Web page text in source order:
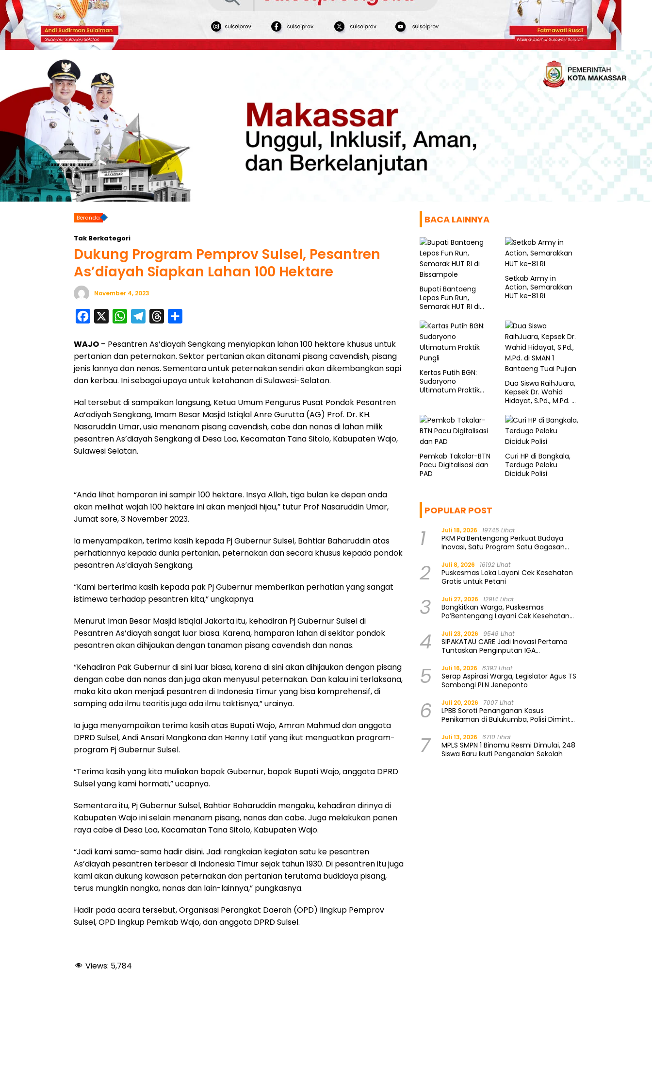
Beranda
Tak Berkategori
Dukung Program Pemprov Sulsel, Pesantren
As’diayah Siapkan Lahan 100 Hektare
November 4, 2023
c
e
b
o
k
W
a
t
s
p
p
l
e
g
a
m
r
e
a
d
s
a
r
e
WAJO – Pesantren As’diayah Sengkang menyiapkan lahan 100 hektare khusus untuk
pertanian dan peternakan. Sektor pertanian akan ditanami pisang cavendish, pisang
jenis lannya dan nenas. Sementara untuk peternakan sendiri akan dikembangkan sapi
dan kerbau. Ini sebagai upaya untuk ketahanan di Sulawesi-Selatan.
Hal tersebut di sampaikan langsung, Ketua Umum Pengurus Pusat Pondok Pesantren
Aa’adiyah Sengkang, Imam Besar Masjid Istiqlal Anre Gurutta (AG) Prof. Dr. KH.
Nasaruddin Umar, usia menanam pisang cavendish, cabe dan nanas di lahan milik
pesantren As’diayah Sengkang di Desa Loa, Kecamatan Tana Sitolo, Kabupaten Wajo,
Sulawesi Selatan.
“Anda lihat hamparan ini sampir 100 hektare. Insya Allah, tiga bulan ke depan anda
akan melihat wajah 100 hektare ini akan menjadi hijau,” tutur Prof Nasaruddin Umar,
Jumat sore, 3 November 2023.
Ia menyampaikan, terima kasih kepada Pj Gubernur Sulsel, Bahtiar Baharuddin atas
perhatiannya kepada dunia pertanian, peternakan dan secara khusus kepada pondok
pesantren As’diayah Sengkang.
“Kami berterima kasih kepada pak Pj Gubernur memberikan perhatian yang sangat
istimewa terhadap pesantren kita,” ungkapnya.
Menurut Iman Besar Masjid Istiqlal Jakarta itu, kehadiran Pj Gubernur Sulsel di
Pesantren As’diayah sangat luar biasa. Karena, hamparan lahan di sekitar pondok
pesantren akan dihijaukan dengan tanaman pisang cavendish dan nanas.
“Kehadiran Pak Gubernur di sini luar biasa, karena di sini akan dihijaukan dengan pisang
dengan cabe dan nanas dan juga akan menyusul peternakan. Dan kalau ini terlaksana,
maka kita akan menjadi pesantren di Indonesia Timur yang bisa komprehensif, di
samping ada ilmu teoritis juga ada ilmu taktisnya,” urainya.
Ia juga menyampaikan terima kasih atas Bupati Wajo, Amran Mahmud dan anggota
DPRD Sulsel, Andi Ansari Mangkona dan Henny Latif yang ikut menguatkan program-
program Pj Gubernur Sulsel.
“Terima kasih yang kita muliakan bapak Gubernur, bapak Bupati Wajo, anggota DPRD
Sulsel yang kami hormati,” ucapnya.
Sementara itu, Pj Gubernur Sulsel, Bahtiar Baharuddin mengaku, kehadiran dirinya di
Kabupaten Wajo ini selain menanam pisang, nanas dan cabe. Juga melakukan panen
raya cabe di Desa Loa, Kacamatan Tana Sitolo, Kabupaten Wajo.
“Jadi kami sama-sama hadir disini. Jadi rangkaian kegiatan satu ke pesantren
As’diayah pesantren terbesar di Indonesia Timur sejak tahun 1930. Di pesantren itu juga
kami akan dukung kawasan peternakan dan pertanian terutama budidaya pisang,
terus mungkin nangka, nanas dan lain-lainnya,” pungkasnya.
Hadir pada acara tersebut, Organisasi Perangkat Daerah (OPD) lingkup Pemprov
Sulsel, OPD lingkup Pemkab Wajo, dan anggota DPRD Sulsel.
Views: 5,784
BACA LAINNYA
Bupati Bantaeng
Lepas Fun Run,
Semarak HUT RI di
Setkab Army in
Action, Semarakkan
HUT ke-81 RI
Kertas Putih BGN:
Sudaryono
Ultimatum Praktik
Dua Siswa RaihJuara,
Kepsek Dr. Wahid
Hidayat, S.Pd., M.Pd. di
Tuai Pujian
Pemkab Takalar-BTN
Pacu Digitalisasi dan
PAD
Curi HP di Bangkala,
Terduga Pelaku
Diciduk Polisi
POPULAR POST
1 Juli 18, 2026 19745 Lihat
PKM Pa’Bentengang Perkuat Budaya
Inovasi, Satu Program Satu Gagasan
2 Juli 8, 2026 16192 Lihat
Puskesmas Loka Layani Cek Kesehatan
Gratis untuk Petani
3 Juli 27, 2026 12914 Lihat
Bangkitkan Warga, Puskesmas
Pa’Bentengang Layani Cek Kesehatan
4 Juli 23, 2026 9548 Lihat
SIPAKATAU CARE Jadi Inovasi Pertama
Tuntaskan Penginputan IGA
5 Juli 16, 2026 8393 Lihat
Serap Aspirasi Warga, Legislator Agus TS
Sambangi PLN Jeneponto
6 Juli 20, 2026 7007 Lihat
LPBB Soroti Penanganan Kasus
Penikaman di Bulukumba, Polisi Diminta
7 Juli 13, 2026 6710 Lihat
MPLS SMPN 1 Binamu Resmi Dimulai, 248
Siswa Baru Ikuti Pengenalan Sekolah